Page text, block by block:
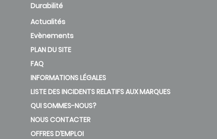
Durabilité
Actualités
Evènements
PLAN DU SITE
FAQ
INFORMATIONS LÉGALES
LISTE DES INCIDENTS RELATIFS AUX MARQUES
QUI SOMMES-NOUS?
NOUS CONTACTER
OFFRES D’EMPLOI